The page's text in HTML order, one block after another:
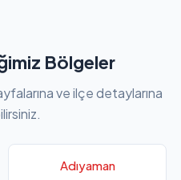
Bölgeler
ve ilçe detaylarına
Adıyaman